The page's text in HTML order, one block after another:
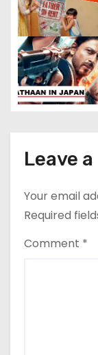
i
o
n
Leave
Your email
Required
Comment *